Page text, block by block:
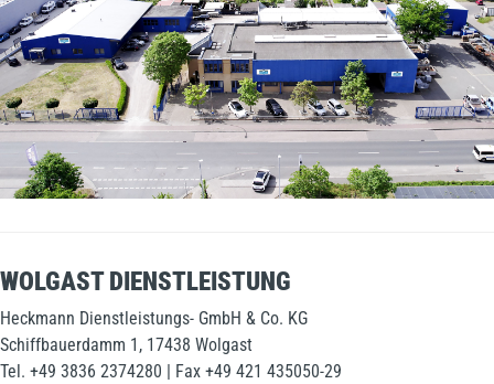
WOLGAST DIENSTLEISTUNG
Heckmann Dienstleistungs- GmbH & Co. KG
Schiffbauerdamm 1, 17438 Wolgast
Tel. +49 3836 2374280 | Fax +49 421 435050-29